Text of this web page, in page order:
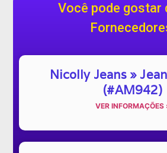
Você pode gostar
Nicolly Jeans »
(#AM942)
VER INFORMAÇÕES